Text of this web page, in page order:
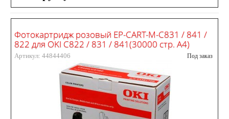
Фотокартридж розовый EP-CART-M-C831 / 841 /
822 для OKI C822 / 831 / 841(30000 стр. А4)
Артикул: 44844406 Под заказ